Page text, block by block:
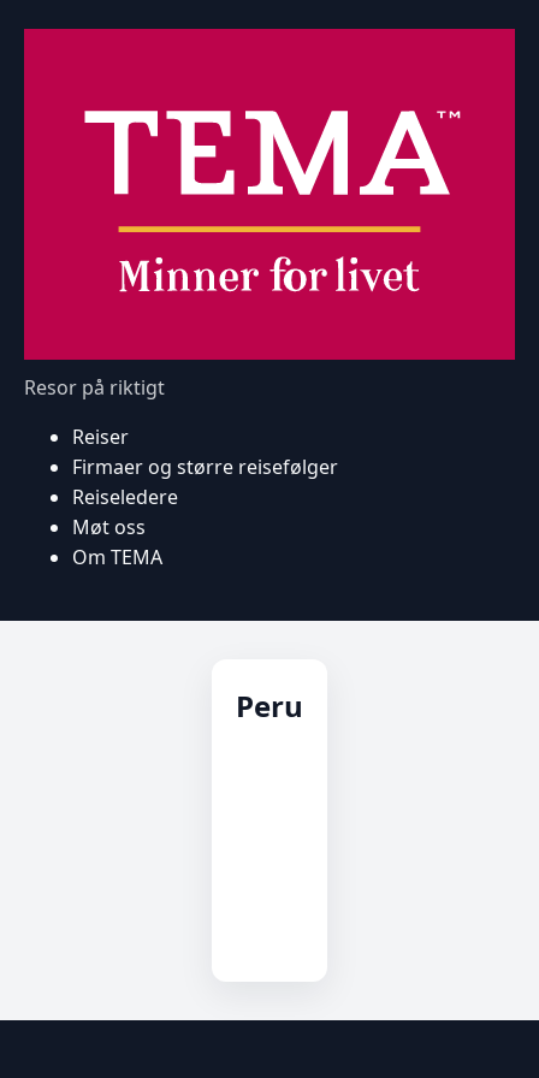
Resor på riktigt
Reiser
Firmaer og større reisefølger
Reiseledere
Møt oss
Om TEMA
Peru